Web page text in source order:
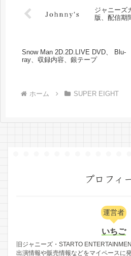
ジャニーズ
版、配信期
Snow Man 2D.2D.LIVE DVD、 Blu-
ray、収録内容、銀テープ
ホーム SUPER EIGHT
プロフィ
運営者
いちご
旧ジャニーズ・STARTO
出演情報や販売情報などをマイペースに